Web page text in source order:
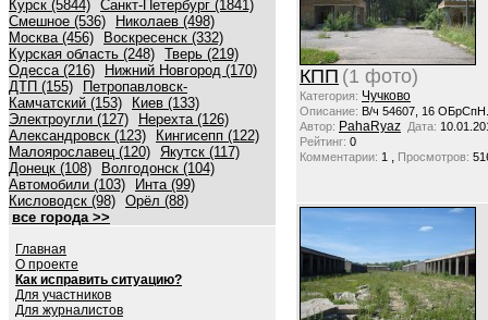
Курск (5844) Санкт-Петербург (1841)
Смешное (536)
Николаев (498)
Москва (456)
Воскресенск (332)
Курская область (248) Тверь (219)
Одесса (216)
Нижний Новгород (170)
ДТП (155)
Петропавловск-
Камчатский (153)
Киев (133)
Электроугли (127)
Нерехта (126)
Александровск (123)
Кингисепп (122)
Малоярославец (120) Якутск (117)
Донецк (108)
Волгодонск (104)
Автомобили (103)
Инта (99)
Кисловодск (98) Орёл (88)
все города >>
Главная
О проекте
Как исправить ситуацию?
Для участников
Для журналистов
КПП (1 фото)
Категория: Чучково
Описание: В/ч 54607, 16 ОБрСпН.
Автор: PahaRyaz Дата:
Рейтинг: 0
Комментарии: 1 , Просмотров: